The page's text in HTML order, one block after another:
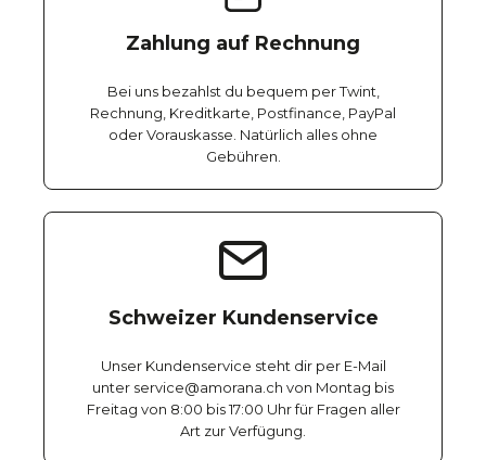
Zahlung auf Rechnung
Bei uns bezahlst du bequem per Twint,
Rechnung, Kreditkarte, Postfinance, PayPal
oder Vorauskasse. Natürlich alles ohne
Gebühren.
Schweizer Kundenservice
Unser Kundenservice steht dir per E-Mail
unter service@amorana.ch von Montag bis
Freitag von 8:00 bis 17:00 Uhr für Fragen aller
Art zur Verfügung.